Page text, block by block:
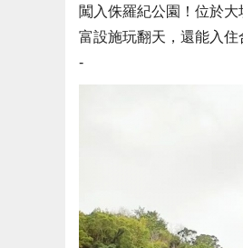
闖入侏羅紀公園！位於
富設施玩翻天，還能入住
-